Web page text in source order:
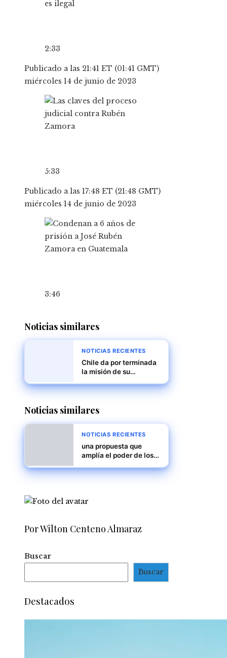
2:33
Publicado a las 21:41 ET (01:41 GMT)
miércoles 14 de junio de 2023
5:33
Publicado a las 17:48 ET (21:48 GMT)
miércoles 14 de junio de 2023
3:46
Noticias similares
NOTICIAS RECIENTES
Chile da por terminada
la misión de su
Venezuela en medio de
Noticias similares
NOTICIAS RECIENTES
una propuesta que
amplía el poder de los
inmigración y
Por Wilton Centeno Almaraz
Buscar
Buscar
Destacados